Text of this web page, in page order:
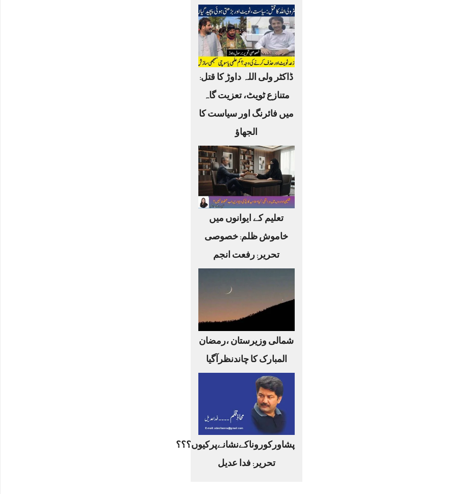
ڈاکٹر ولی اللہ داوڑ کا قتل:
متنازع ٹویٹ، تعزیت گاہ
میں فائرنگ اور سیاست کا
الجھاؤ
تعلیم کے ایوانوں میں
خاموش ظلم: خصوصی
تحریر: رفعت انجم
شمالی وزیرستان ،رمضان
المبارک کا چاندنظرآگیا
پشاورکوروناکےنشانےپرکیوں؟؟؟
تحریر: فدا عدیل